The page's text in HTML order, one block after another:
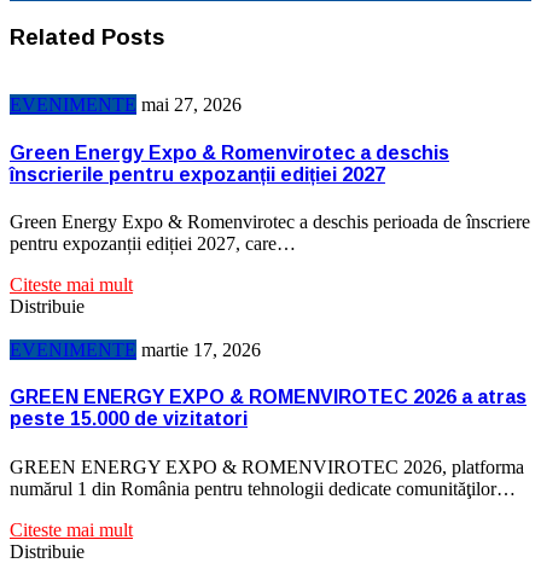
Related Posts
EVENIMENTE mai 27, 2026
Green Energy Expo & Romenvirotec a deschis
înscrierile pentru expozanții ediției 2027
Green Energy Expo & Romenvirotec a deschis perioada de înscriere
pentru expozanții ediției 2027, care…
Citeste mai mult
Distribuie
EVENIMENTE martie 17, 2026
GREEN ENERGY EXPO & ROMENVIROTEC 2026 a atras
peste 15.000 de vizitatori
GREEN ENERGY EXPO & ROMENVIROTEC 2026, platforma
numărul 1 din România pentru tehnologii dedicate comunităţilor…
Citeste mai mult
Distribuie